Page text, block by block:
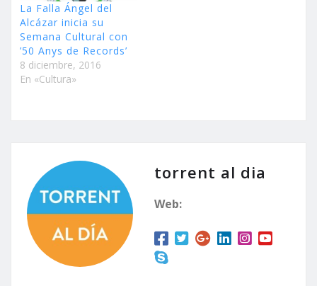
La Falla Ángel del
Alcázar inicia su
Semana Cultural con
’50 Anys de Records’
8 diciembre, 2016
En «Cultura»
torrent al dia
Web: